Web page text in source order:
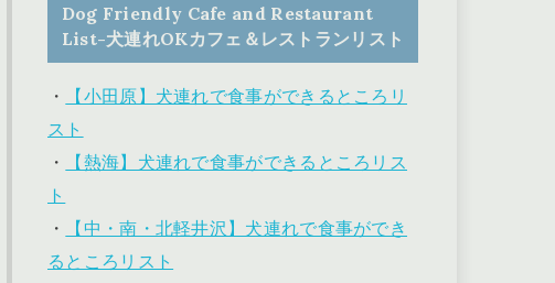
Dog Friendly Cafe and Restaurant
List-犬連れOKカフェ＆レストランリスト
・
【小田原】犬連れで食事ができるところリ
スト
・
【熱海】犬連れで食事ができるところリス
ト
・
【中・南・北軽井沢】犬連れで食事ができ
るところリスト